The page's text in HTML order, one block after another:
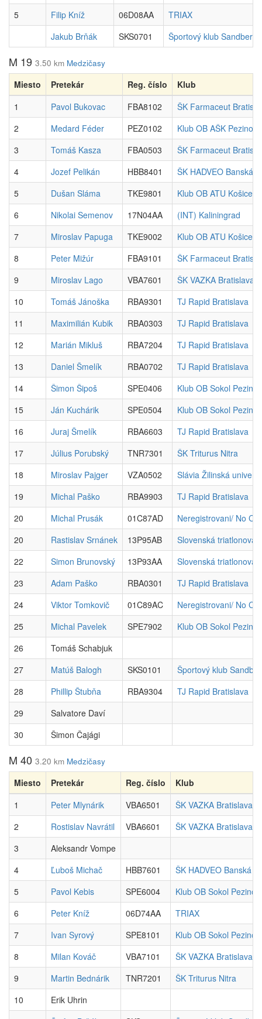
5
Filip Kníž 06D08AA
TRIAX
Jakub Brňák
SKS0701 Športový klub Sandberg
M 19 3.50 km Medzičasy
Miesto Pretekár Reg. číslo
Klub
1
Pavol Bukovac FBA8102
ŠK Farmaceut
2
Medard Féder PEZ0102
Klub OB AŠK Pezinok
3
Tomáš Kasza FBA0503
ŠK Farmaceut
4
Jozef Pelikán HBB8401
ŠK HADVEO Banská
5
Dušan Sláma TKE9801
Klub OB ATU Košice
6
Nikolai Semenov 17N04AA
(INT) Kaliningrad
7
Miroslav Papuga TKE9002
Klub OB ATU Košice
8
Peter Mižúr FBA9101
ŠK Farmaceut
9
Miroslav Lago VBA7601
ŠK VAZKA Bratislava
10
Tomáš Jánoška RBA9301
TJ Rapid Bratislava
11
Maximilián Kubik RBA0303
TJ Rapid Bratislava
12
Marián Mikluš RBA7204
TJ Rapid Bratislava
13
Daniel Šmelík RBA0702
TJ Rapid Bratislava
14
Šimon Šipoš SPE0406
Klub OB Sokol Pezinok
15
Ján Kuchárik SPE0504
Klub OB Sokol Pezinok
16
Juraj Šmelík RBA6603
TJ Rapid Bratislava
17
Július Porubský TNR7301
ŠK Triturus Nitra
18
Miroslav Pajger VZA0502
Slávia Žilinská
19
Michal Paško RBA9903
TJ Rapid Bratislava
20
Michal Prusák 01C87AD
Neregistrovani/ No
20
Rastislav Srnánek 13P95AB
Slovenská triatlonová
22
Simon Brunovský 13P93AA
Slovenská triatlonová
23
Adam Paško RBA0301
TJ Rapid Bratislava
24
Viktor Tomkovič 01C89AC
Neregistrovani/ No
25
Michal Pavelek SPE7902
Klub OB Sokol Pezinok
26
Tomáš Schabjuk
27
Matúš Balogh SKS0101
Športový klub
28
Phillip Štubňa RBA9304
TJ Rapid Bratislava
29
Salvatore Daví
30
Šimon Čajági
M 40 3.20 km Medzičasy
Miesto Pretekár Reg. číslo
Klub
1
Peter Mlynárik VBA6501
ŠK VAZKA Bratislava
2
Rostislav Navrátil VBA6601
ŠK VAZKA Bratislava
3
Aleksandr Vompe
4
Ľuboš Michač HBB7601
ŠK HADVEO Banská
5
Pavol Kebis SPE6004
Klub OB Sokol Pezinok
6
Peter Kníž 06D74AA
TRIAX
7
Ivan Syrový SPE8101
Klub OB Sokol Pezinok
8
Milan Kováč VBA7101
ŠK VAZKA Bratislava
9
Martin Bednárik TNR7201
ŠK Triturus Nitra
10
Erik Uhrin